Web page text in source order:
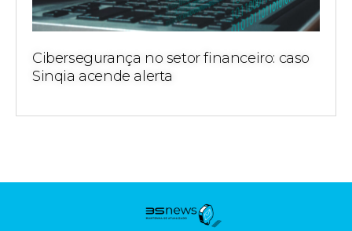
Cibersegurança no setor financeiro: caso
Sinqia acende alerta